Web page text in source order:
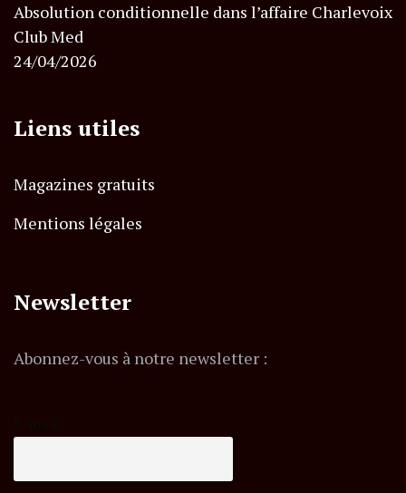
Absolution conditionnelle dans l’affaire Charlevoix
Club Med
24/04/2026
Liens utiles
Magazines gratuits
Mentions légales
Newsletter
Abonnez-vous à notre newsletter :